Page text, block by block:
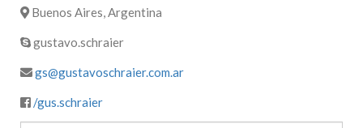
Buenos Aires, Argentina
gustavo.schraier
gs@gustavoschraier.com.ar
/gus.schraier